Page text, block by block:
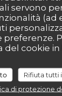
servono
(ad
preferenze.
cookie in
Rifiuta tutti
di protezione
/5 Atmosfera: 4/5
/5 Atmosfera:4/5